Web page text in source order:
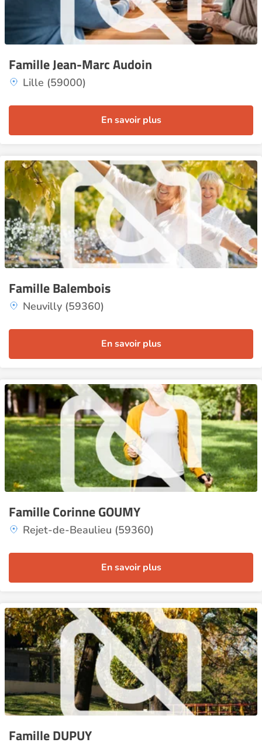
Famille Jean-Marc Audoin
Lille (59000)
En savoir plus
Famille Balembois
Neuvilly (59360)
En savoir plus
Famille Corinne GOUMY
Rejet-de-Beaulieu (59360)
En savoir plus
Famille DUPUY